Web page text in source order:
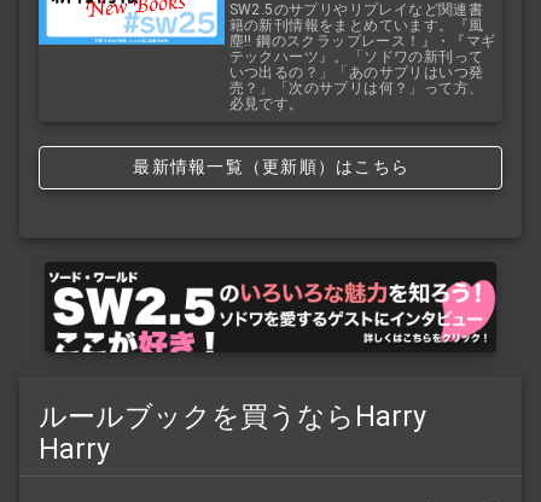
SW2.5のサプリやリプレイなど関連書
籍の新刊情報をまとめています。『風
塵!! 鋼のスクラップレース！』・『マギ
テックハーツ』。「ソドワの新刊って
いつ出るの？」「あのサプリはいつ発
売？」「次のサプリは何？」って方、
必見です。
最新情報一覧（更新順）はこちら
ルールブックを買うならHarry
Harry